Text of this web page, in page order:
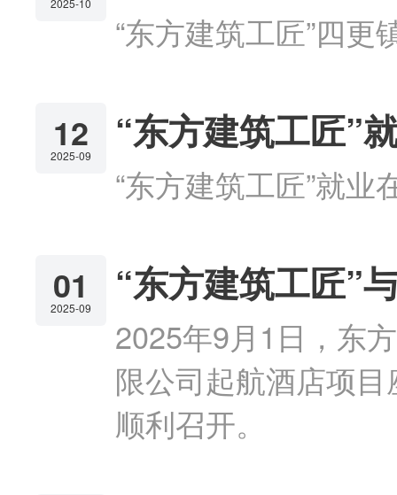
2025-10
“东方建筑工匠”四
12
2025-09
“东方建筑工匠”
“东方建筑工匠”就
01
2025-09
“东方建筑工匠”
2025年9月1日，东
限公司起航酒店项
顺利召开。